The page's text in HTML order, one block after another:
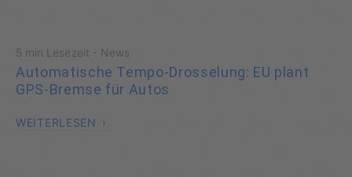
5 min Lesezeit · News
Automatische Tempo-Drosselung: EU plant
GPS-Bremse für Autos
WEITERLESEN